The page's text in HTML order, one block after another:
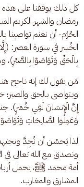
كل ذلك يوقفنا على
رمضان والشهر الكريم
الحُرُم- أن نغنم تواصينا
الخُسر في سورة العصر:
بِالْحَقِّ وَتَوَاصَوْا
مَن يقول لك إنه ناجح
ويتواصى بالحق
إِنَّ الْإِنسَانَ لَفِي خُسْرٍ).
وَعَمِلُوا الصَّالِحَاتِ
لذا يَحسُن أن نُجِدَّ ونجتهد
ونصدق مع الله تعالى في
أمة محمد ﷺ، يحمل أرباب
المشارق والمغارب.